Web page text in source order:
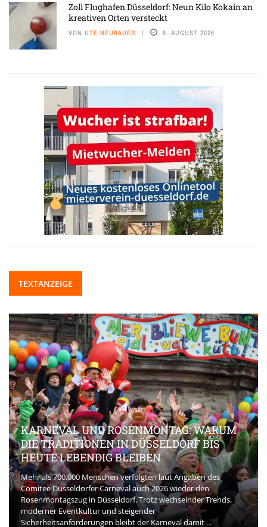
Zoll Flughafen Düsseldorf: Neun Kilo Kokain an
kreativen Orten versteckt
VON UTE NEUBAUER 6. AUGUST 2026
TEXTANZEIGE
KARNEVAL UND ROSENMONTAG: WARUM
DIE TRADITIONEN IN DÜSSELDORF BIS
HEUTE LEBENDIG BLEIBEN
Mehr als 700.000 Menschen verfolgten laut Angaben des
Comitee Düsseldorfer Carneval auch 2026 wieder den
Rosenmontagszug in Düsseldorf. Trotz wechselnder Trends,
moderner Eventkultur und steigender
Sicherheitsanforderungen bleibt der Karneval damit ...